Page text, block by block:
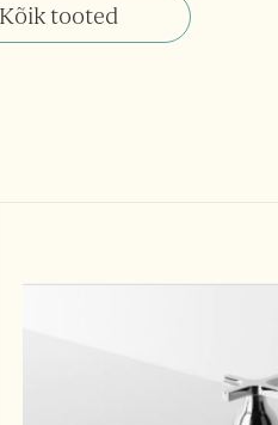
Kõik tooted